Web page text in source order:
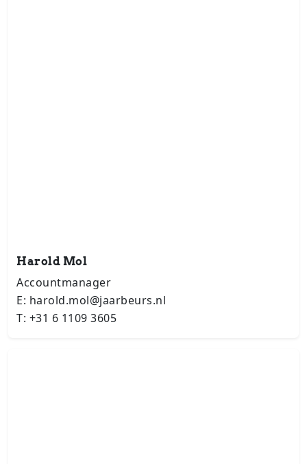
Harold Mol
Accountmanager
E: harold.mol@jaarbeurs.nl
T: +31 6 1109 3605